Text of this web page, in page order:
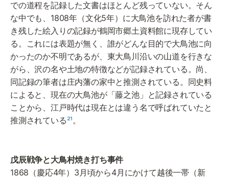
での道程を記録した文書はほとんど残っていない。そん
な中でも、1808年（文化5年）に大鳥池を訪れた者が書
き残した絵入りの記録が鶴岡市郷土資料館に現存してい
る。これには表題が無く、誰がどんな目的で大鳥池に向
かったのか不明であるが、東大鳥川沿いの山道を行きな
がら、沢の名や土地の特徴などが記録されている。尚、
同記録の筆者は庄内藩の家中と推測されている。同史料
によると、現在の大鳥池が「藤之池」と記録されている
ことから、江戸時代は現在とは違う名で呼ばれていたと
推測されている²¹。
戊辰戦争と大鳥村焼き打ち事件
1868（慶応4年）3月頃から4月にかけて越後一帯（新